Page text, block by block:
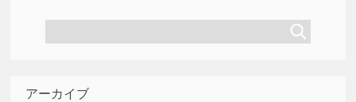
アーカイブ